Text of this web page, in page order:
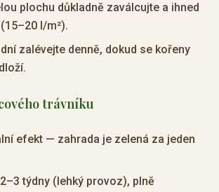
plochu důkladně zaválcujte a ihned
l/m²).
zalévejte denně, dokud se kořeny
trávníku
efekt — zahrada je zelená za jeden
týdny (lehký provoz), plně